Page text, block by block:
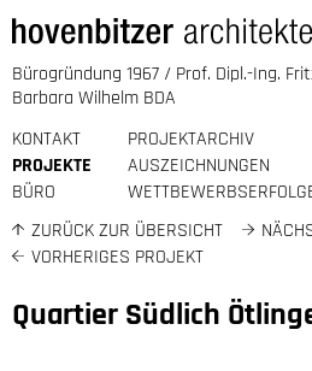
Bürogründung 1967 / Prof. Dipl.-Ing.
Barbara Wilhelm BDA
KONTAKT
PROJEKTE
BÜRO
PROJEKTARCHIV
AUSZEICHNUNGEN
ZURÜCK ZUR ÜBERSICHT
VORHERIGES PROJEKT
Quartier Südlich